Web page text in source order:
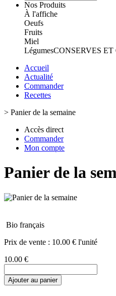
Nos Produits
À l'affiche
Oeufs
Fruits
Miel
LégumesCONSERVES
Accueil
Actualité
Commander
Recettes
> Panier de la semaine
Accès direct
Commander
Mon compte
Panier de la
Bio français
Prix de vente : 10.00 € l'unité
10.00 €
Ajouter au panier